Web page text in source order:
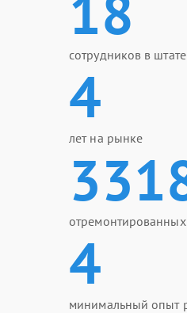
сотрудников в штате
4
лет на рынке
отремонтированных
4
минимальный опыт